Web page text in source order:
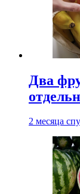
Два
2 месяца